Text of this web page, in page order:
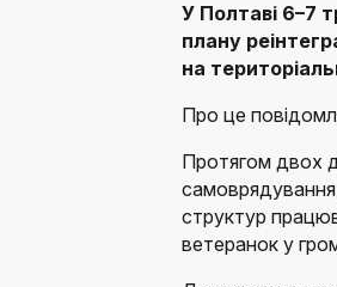
У Полтаві 6–7
плану
на
Про це
Протягом двох
структур
ветеранок у